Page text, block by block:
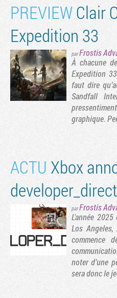
PREVIEWClair
Expedition 33
parFrostis
À chacune
Expedition
faut dire
Sandfall
graphique.
ACTU Xbox
parFrostis
L'année
Los
commence
noter d’une
sera donc le